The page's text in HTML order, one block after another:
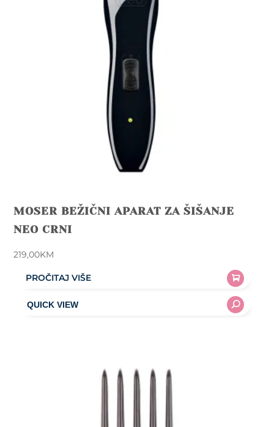
MOSER BEŽIČNI APARAT ZA ŠIŠANJE
NEO CRNI
219,00KM
PROČITAJ VIŠE